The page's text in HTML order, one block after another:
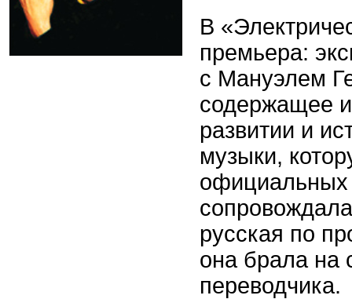
В
премьера:
с Мануэлем
содержащее
развитии и
музыки,
официальных
русская по
она брала на
переводчика.